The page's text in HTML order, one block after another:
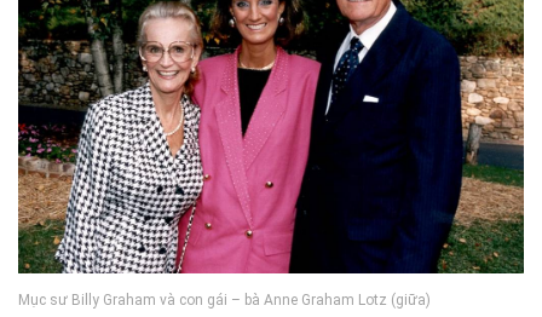
Mục sư Billy Graham và con gái – bà Anne Graham Lotz (giữa)